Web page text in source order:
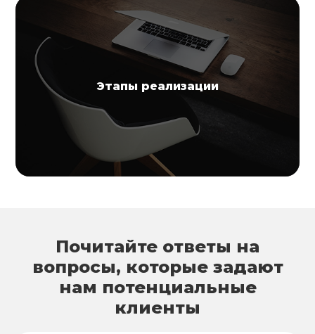
Этапы реализации
Почитайте ответы на
вопросы, которые задают
нам потенциальные
клиенты